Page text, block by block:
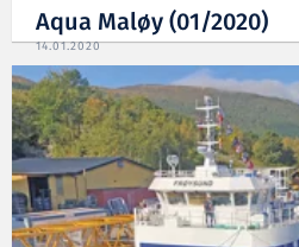
Aqua Maløy (01/2020)
14.01.2020